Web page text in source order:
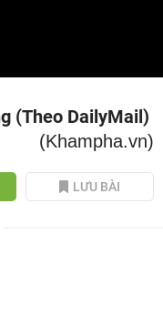
(Theo DailyMail)
(Khampha.vn)
LƯU BÀI